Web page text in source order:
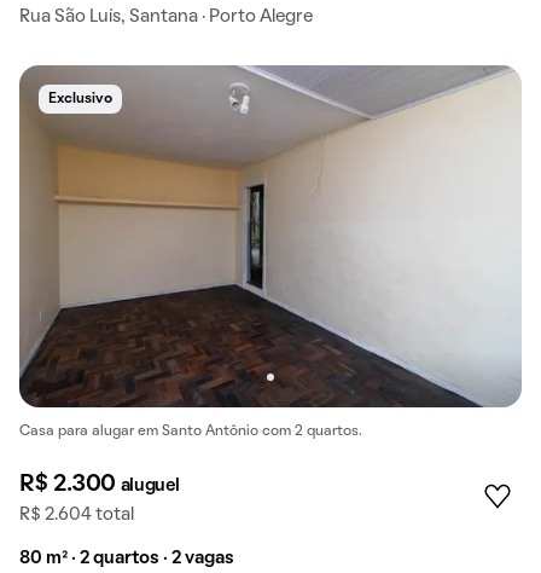
Rua São Luís, Santana · Porto Alegre
Exclusivo
Casa para alugar em Santo Antônio com 2 quartos.
R$ 2.300 aluguel
R$ 2.604 total
80 m² · 2 quartos · 2 vagas